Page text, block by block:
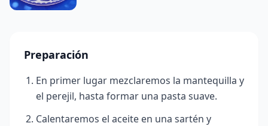
Preparación
En primer lugar mezclaremos la mantequilla y
el perejil, hasta formar una pasta suave.
Calentaremos el aceite en una sartén y